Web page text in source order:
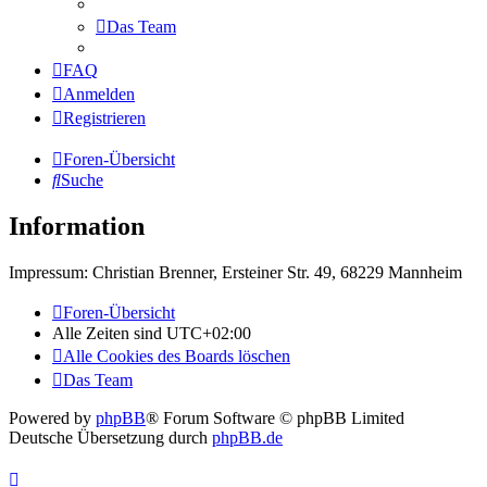
Das Team
FAQ
Anmelden
Registrieren
Foren-Übersicht
Suche
Information
Impressum: Christian Brenner, Ersteiner Str. 49, 68229 Mannheim
Foren-Übersicht
Alle Zeiten sind UTC+02:00
Alle Cookies des Boards löschen
Das Team
Powered by phpBB® Forum Software © phpBB Limited
Deutsche Übersetzung durch phpBB.de